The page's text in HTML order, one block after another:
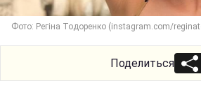
Фото: Регіна Тодоренко (instagram.com/
Поделиться